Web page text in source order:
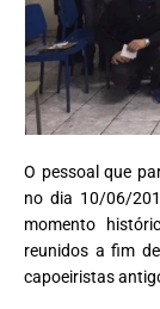
O pessoal que
no dia 10/06/
momento
reunidos a fim
capoeiristas